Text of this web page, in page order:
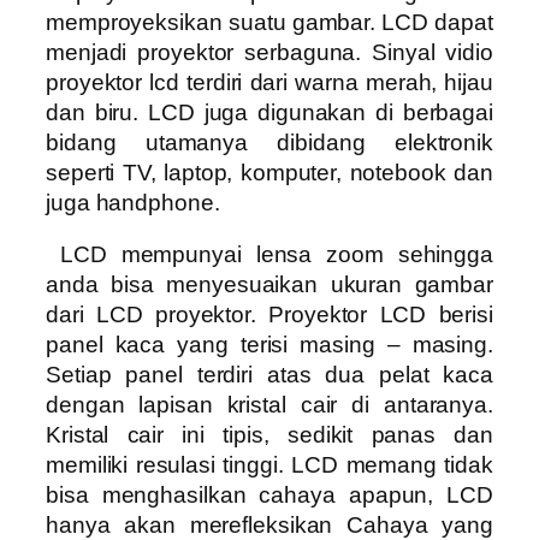
memproyeksikan suatu gambar. LCD dapat
menjadi proyektor serbaguna. Sinyal vidio
proyektor lcd terdiri dari warna merah, hijau
dan biru. LCD juga digunakan di berbagai
bidang utamanya dibidang elektronik
seperti TV, laptop, komputer, notebook dan
juga handphone.
LCD mempunyai lensa zoom sehingga
anda bisa menyesuaikan ukuran gambar
dari LCD proyektor. Proyektor LCD berisi
panel kaca yang terisi masing – masing.
Setiap panel terdiri atas dua pelat kaca
dengan lapisan kristal cair di antaranya.
Kristal cair ini tipis, sedikit panas dan
memiliki resulasi tinggi. LCD memang tidak
bisa menghasilkan cahaya apapun, LCD
hanya akan merefleksikan Cahaya yang